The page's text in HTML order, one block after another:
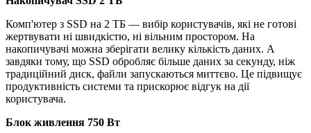
Комп'ютер з SSD на 2 ТБ — вибір користувачів, які не готові
жертвувати ні швидкістю, ні вільним простором. На
накопичувачі можна зберігати велику кількість даних. А
завдяки тому, що SSD обробляє більше даних за секунду, ніж
традиційний диск, файли запускаються миттєво. Це підвищує
продуктивність системи та прискорює відгук на дії
користувача.
Блок живлення 750 Вт